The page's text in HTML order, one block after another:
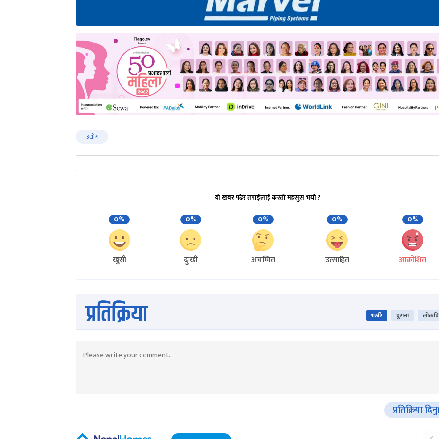
उद्योग
यो खबर पढेर तपाईलाई कस्तो महसुस भयो ?
0%
खुसी
0%
दुःखी
0%
अचम्मित
0%
उत्साहित
0%
आक्रोशित
प्रतिक्रिया भर्खरै पुराना
प्रतिक्रिया